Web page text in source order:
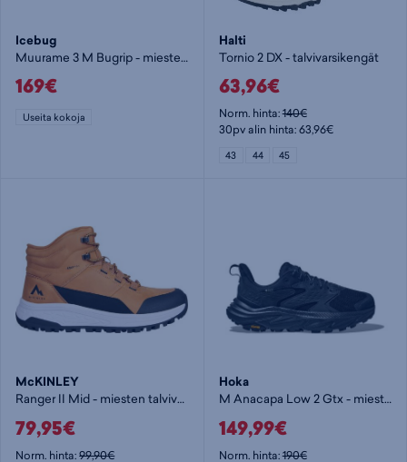
Icebug
Muurame 3 M Bugrip - miesten nastakengät
169€
Useita kokoja
Halti
Tornio 2 DX - talvivarsikengät
63,96€
Norm. hinta:140€
30pv alin hinta: 63,96€
43 44 45
McKINLEY
Ranger II Mid - miesten talvivarsikengät
79,95€
Norm. hinta:99,90€
Hoka
M Anacapa Low 2 Gtx - miesten matalavartinen vaelluskenkä
149,99€
Norm. hinta:190€